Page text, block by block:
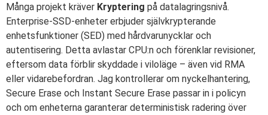
Många projekt kräver Kryptering på datalagringsnivå.
Enterprise-SSD-enheter erbjuder självkrypterande
enhetsfunktioner (SED) med hårdvarunycklar och
autentisering. Detta avlastar CPU:n och förenklar revisioner,
eftersom data förblir skyddade i viloläge – även vid RMA
eller vidarebefordran. Jag kontrollerar om nyckelhantering,
Secure Erase och Instant Secure Erase passar in i policyn
och om enheterna garanterar deterministisk radering över